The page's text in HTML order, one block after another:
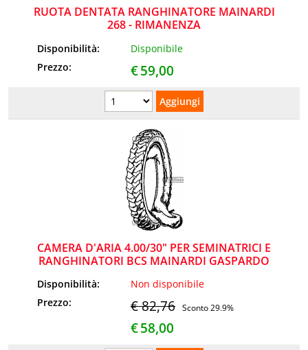
RUOTA DENTATA RANGHINATORE MAINARDI
268 - RIMANENZA
Disponibilità:
Disponibile
Prezzo:
€59,00
CAMERA D'ARIA 4.00/30" PER SEMINATRICI E
RANGHINATORI BCS MAINARDI GASPARDO
Disponibilità:
Non disponibile
Prezzo:
€ 82,76 Sconto 29.9%
€58,00